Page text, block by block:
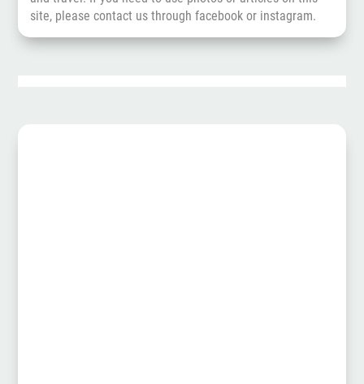
site, please contact us throughfacebook or instagram.